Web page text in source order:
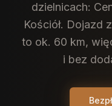
dzielnicach:
Kościół. Dojazd
to ok. 60 km,
i bez